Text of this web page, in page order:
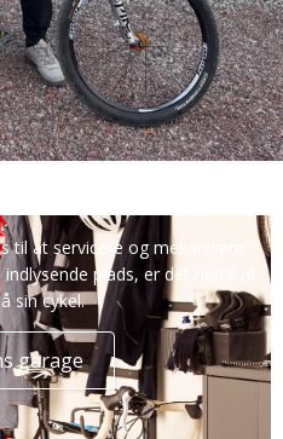
til at servicere og mekanisere
plads, er det nemt at
sin cykel.
garage